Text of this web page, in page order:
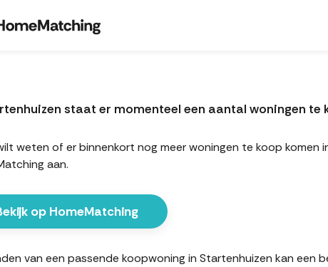
staat er momenteel een aantal woningen te
weten of er binnenkort nog meer woningen te koop komen
aan.
op HomeMatching
van een passende koopwoning in Startenhuizen kan een